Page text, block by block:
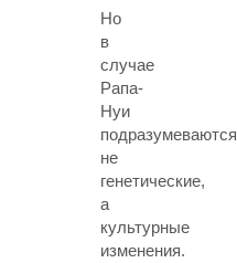
Но
в
случае
Рапа-
Нуи
подразумеваются
не
генетические,
а
культурные
изменения.